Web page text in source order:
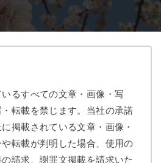
るすべての文章・画像・写
転載を禁じます。当社の承諾
掲載されている文章・画像・
転載が判明した場合、使用の
請求、謝罪文掲載を請求いた